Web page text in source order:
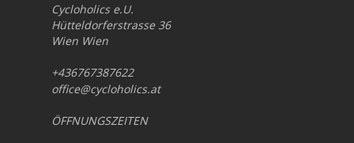
Cycloholics e.U.
Hütteldorferstrasse 36
Wien Wien
+436767387622
office@cycloholics.at
ÖFFNUNGSZEITEN